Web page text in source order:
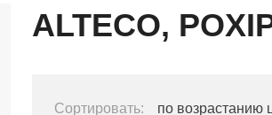
ALTECO,
Сортировать: по возрастанию